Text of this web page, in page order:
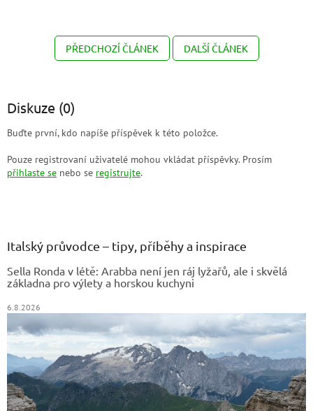
PŘEDCHOZÍ ČLÁNEK DALŠÍ ČLÁNEK
Diskuze (0)
Buďte první, kdo napíše příspěvek k této položce.
Pouze registrovaní uživatelé mohou vkládat příspěvky. Prosím
přihlaste se nebo se registrujte.
Italský průvodce – tipy, příběhy a inspirace
Sella Ronda v létě: Arabba není jen ráj lyžařů, ale i skvělá
základna pro výlety a horskou kuchyni
6.8.2026